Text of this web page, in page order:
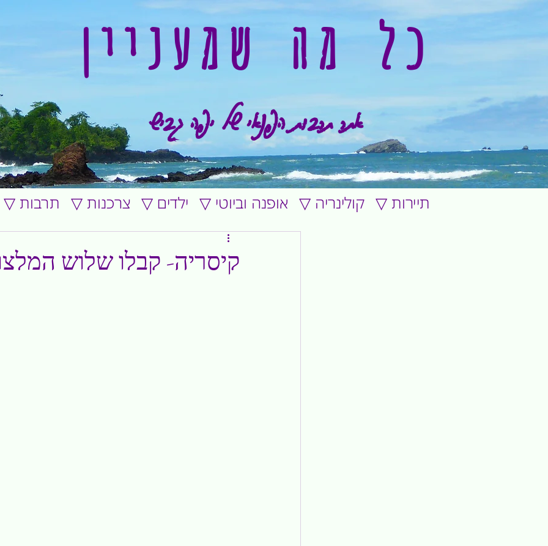
כל מה שמעניין
אתר תרבות הפנאי של יפה גביש
▽ תרבות ▽ צרכנות ▽ ילדים ▽ אופנה וביוטי ▽ קולינריה ▽ תיירות
קיסריה- קבלו שלוש